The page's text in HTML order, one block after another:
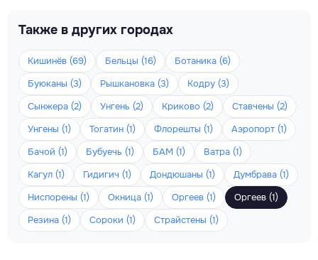
Также в других городах
Кишинёв (69) Бельцы (16)
Ботаника (6)
Буюканы (3)
Рышкановка (3)
Кодру (3)
Сынжера (2)
Унгень (2) Криково (2)
Ставчены (2)
Унгены (1)
Тогатин (1) Флорешты (1)
Аэропорт (1)
Бачой (1)
Бубуечь (1) БАМ (1)
Ватра (1)
Кагул (1)
Гидигич (1) Дондюшаны (1)
Думбрава (1)
Ниспорены (1)
Окница (1) Оргеев (1)
Оргеев (1)
Резина (1)
Сороки (1) Страйстены (1)